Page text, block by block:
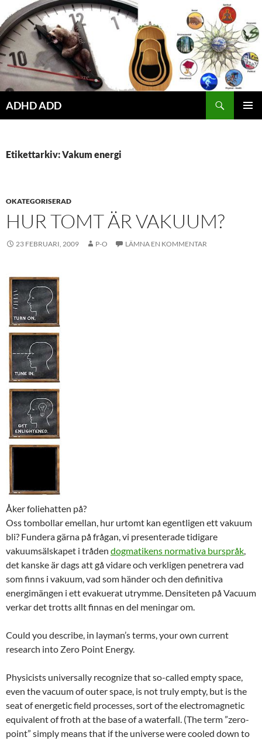
Hoppa
till
innehåll
ADHD ADD
Etikettarkiv: Vakum energi
OKATEGORISERAD
HUR TOMT ÄR VAKUUM?
23 FEBRUARI, 2009 P-O LÄMNA EN KOMMENTAR
Åker foliehatten på?
Oss tombollar emellan, hur urtomt kan egentligen ett vakuum
bli? Fundera gärna på frågan, vi presenterade tidigare
vakuumsälskapet i tråden dogmatikens normativa burspråk,
det kanske är dags att gå vidare och verkligen penetrera vad
som finns i vakuum, vad som händer och den definitiva
energimängen i ett evakuerat utrymme. Densiteten på Vacuum
verkar det trotts allt finnas en del meningar om.
Could you describe, in layman’s terms, your own current
research into Zero Point Energy.
Physicists universally recognize that so-called empty space,
even the vacuum of outer space, is not truly empty, but is the
seat of energetic field processes, sort of the electromagnetic
equivalent of froth at the base of a waterfall. (The term ”zero-
point” simply means that if the universe were cooled down to